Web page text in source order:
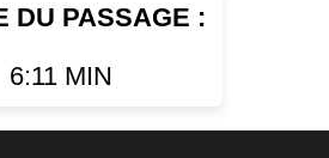
DU PASSAGE :
6:11 MIN